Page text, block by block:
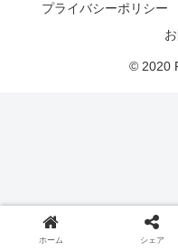
プライバシーポリシー
© 2020
ホーム シェア